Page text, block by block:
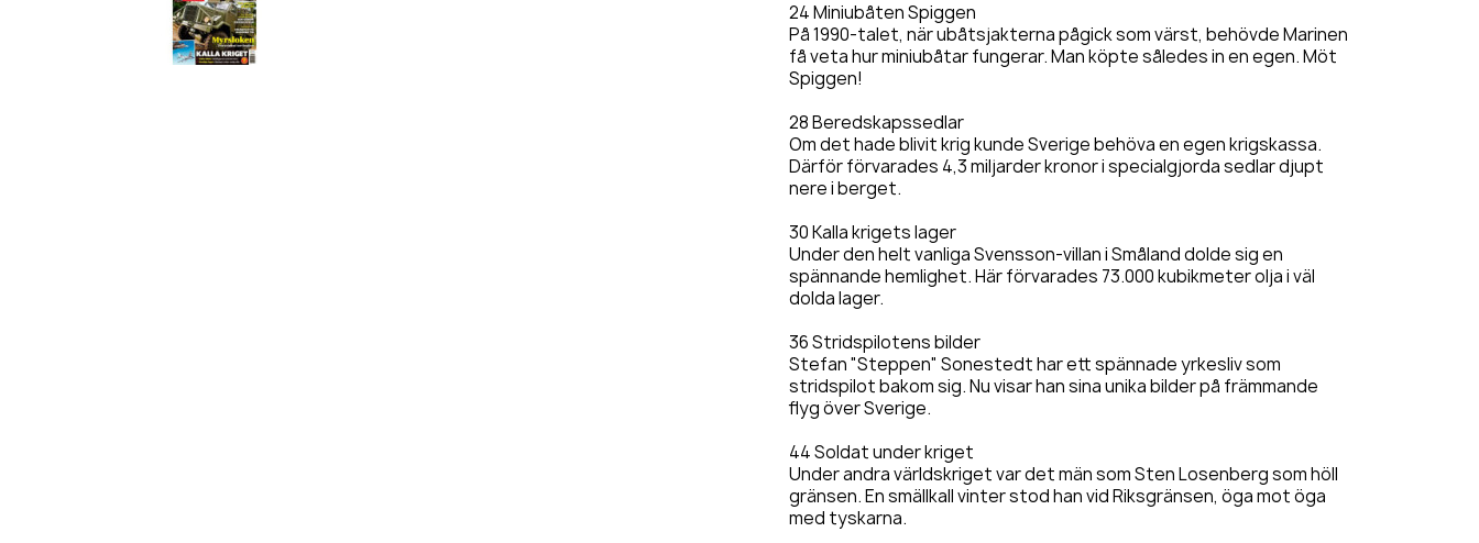
24 Miniubåten Spiggen
På 1990-talet, när ubåtsjakterna pågick som värst, behövde Marinen
få veta hur miniubåtar fungerar. Man köpte således in en egen. Möt
Spiggen!
28 Beredskapssedlar
Om det hade blivit krig kunde Sverige behöva en egen krigskassa.
Därför förvarades 4,3 miljarder kronor i specialgjorda sedlar djupt
nere i berget.
30 Kalla krigets lager
Under den helt vanliga Svensson-villan i Småland dolde sig en
spännande hemlighet. Här förvarades 73.000 kubikmeter olja i väl
dolda lager.
36 Stridspilotens bilder
Stefan "Steppen" Sonestedt har ett spännade yrkesliv som
stridspilot bakom sig. Nu visar han sina unika bilder på främmande
flyg över Sverige.
44 Soldat under kriget
Under andra världskriget var det män som Sten Losenberg som höll
gränsen. En smällkall vinter stod han vid Riksgränsen, öga mot öga
med tyskarna.